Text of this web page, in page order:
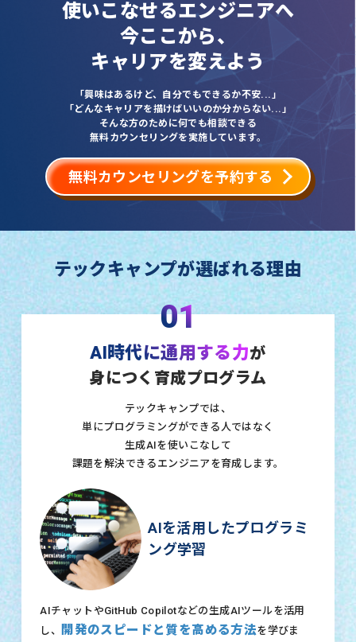
使いこなせるエンジニアへ
今ここから、
キャリアを変えよう
「興味はあるけど、自分でもできるか不安...」
「どんなキャリアを描けばいいのか分からない...」
そんな方のために何でも相談できる
無料カウンセリングを実施しています。
無料カウンセリングを予約する
テックキャンプが選ばれる理由
01
AI時代に通用する力が
身につく育成プログラム
テックキャンプでは、
単にプログラミングができる人ではなく
生成AIを使いこなして
課題を解決できるエンジニアを育成します。
AIを活用したプログラミ
ング学習
AIチャットやGitHub Copilotなどの生成AIツールを活用
し、
開発のスピードと質を高める方法を学びま